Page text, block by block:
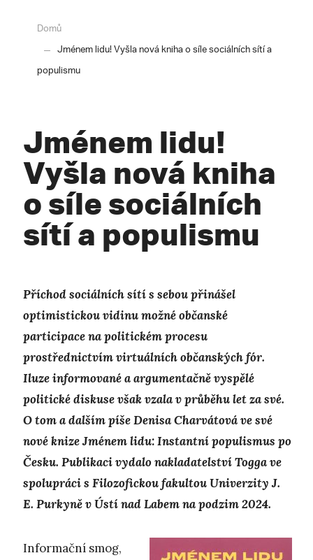
Domů
Jménem lidu! Vyšla nová kniha o síle sociálních sítí a
populismu
Jménem lidu!
Vyšla nová kniha
o síle sociálních
sítí a populismu
Příchod sociálních sítí s sebou přinášel
optimistickou vidinu možné občanské
participace na politickém procesu
prostřednictvím virtuálních občanských fór.
Iluze informované a argumentačně vyspělé
politické diskuse však vzala v průběhu let za své.
O tom a dalším píše Denisa Charvátová ve své
nové knize Jménem lidu: Instantní populismus po
Česku. Publikaci vydalo nakladatelství Togga ve
spolupráci s Filozofickou fakultou Univerzity J.
E. Purkyně v Ústí nad Labem na podzim 2024.
Informační smog,